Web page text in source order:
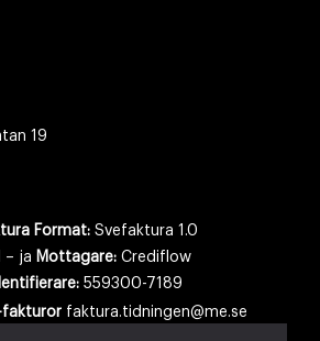
19
Format: Svefaktura 1.0
– ja Mottagare: Crediflow
559300-7189
faktura.tidningen@me.se